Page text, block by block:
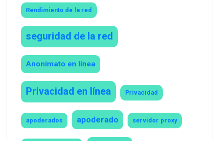
Rendimiento de la red
seguridad de la red
Anonimato en línea
Privacidad en línea Privacidad
apoderados apoderado servidor proxy